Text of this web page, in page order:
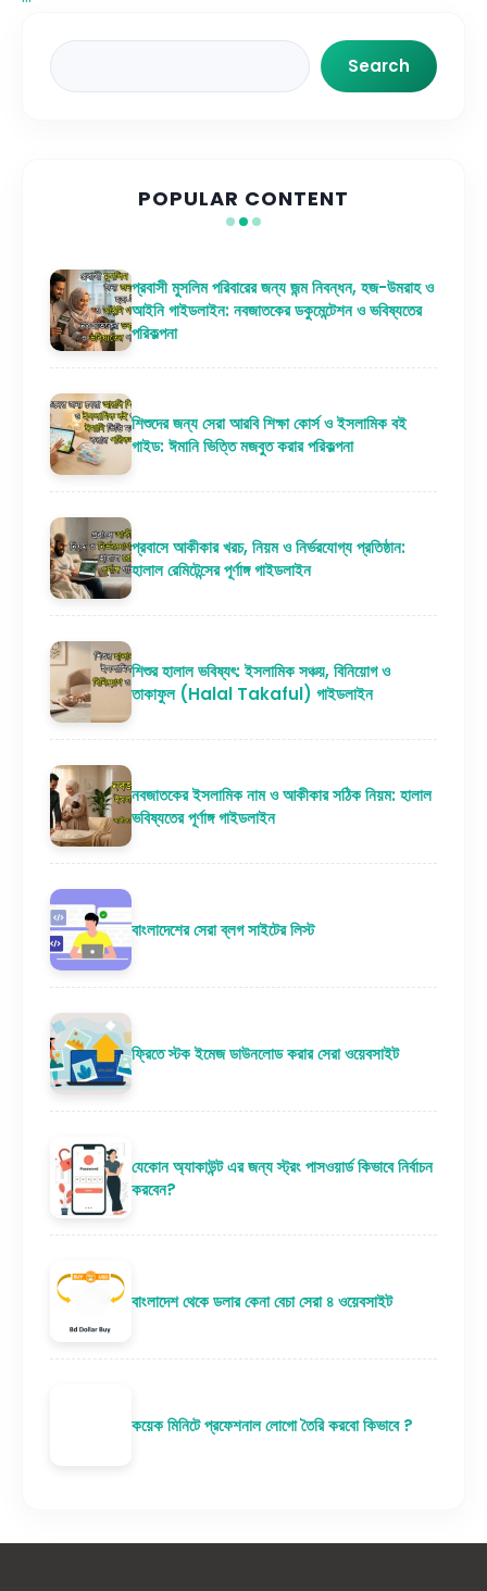
Search
Search
POPULAR CONTENT
প্রবাসী মুসলিম পরিবারের জন্য জন্ম নিবন্ধন, হজ-উমরাহ ও
আইনি গাইডলাইন: নবজাতকের ডকুমেন্টেশন ও ভবিষ্যতের
পরিকল্পনা
শিশুদের জন্য সেরা আরবি শিক্ষা কোর্স ও ইসলামিক বই
গাইড: ঈমানি ভিত্তি মজবুত করার পরিকল্পনা
প্রবাসে আকীকার খরচ, নিয়ম ও নির্ভরযোগ্য প্রতিষ্ঠান:
হালাল রেমিটেন্সের পূর্ণাঙ্গ গাইডলাইন
শিশুর হালাল ভবিষ্যৎ: ইসলামিক সঞ্চয়, বিনিয়োগ ও
তাকাফুল (Halal Takaful) গাইডলাইন
নবজাতকের ইসলামিক নাম ও আকীকার সঠিক নিয়ম: হালাল
ভবিষ্যতের পূর্ণাঙ্গ গাইডলাইন
বাংলাদেশের সেরা ব্লগ সাইটের লিস্ট
ফ্রিতে স্টক ইমেজ ডাউনলোড করার সেরা ওয়েবসাইট
যেকোন অ্যাকাউন্ট এর জন্য স্ট্রং পাসওয়ার্ড কিভাবে নির্বাচন
করবেন?
বাংলাদেশ থেকে ডলার কেনা বেচা সেরা ৪ ওয়েবসাইট
কয়েক মিনিটে প্রফেশনাল লোগো তৈরি করবো কিভাবে ?